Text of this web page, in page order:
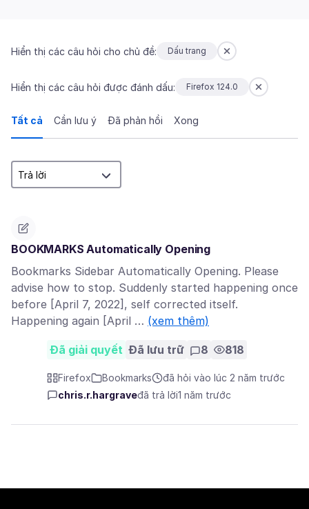
Hiển thị các câu hỏi cho chủ đề: Dấu trang
Hiển thị các câu hỏi được đánh dấu: Firefox 124.0
Tất cả Cần lưu ý Đã phản hồi Xong
BOOKMARKS Automatically Opening
Bookmarks Sidebar Automatically Opening. Please
advise how to stop. Suddenly started happening once
before [April 7, 2022], self corrected itself.
Happening again [April … (xem thêm)
Đã giải quyết Đã lưu trữ 8 818
Firefox Bookmarks
đã hỏi vào lúc 2 năm trước
chris.r.hargraveđã trả lời1 năm trước